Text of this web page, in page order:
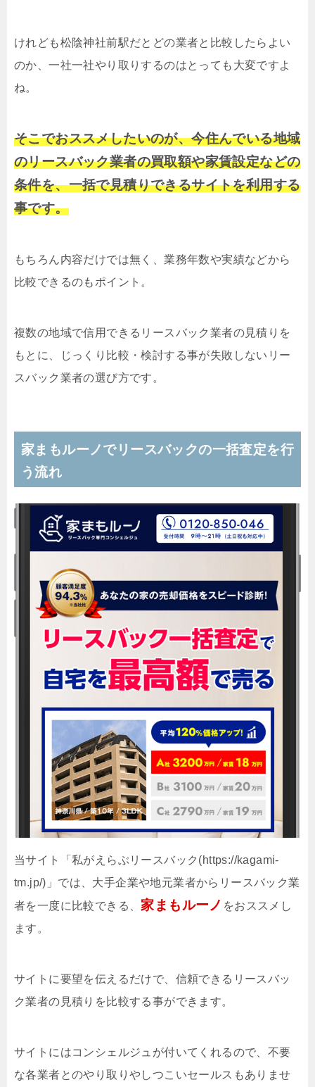
けれども松陰神社前駅だとどの業者と比較したらよい
のか、一社一社やり取りするのはとっても大変ですよ
ね。
そこでおススメしたいのが、今住んでいる地域
のリースバック業者の買取額や家賃設定などの
条件を、一括で見積りできるサイトを利用する
事です。
もちろん内容だけでは無く、業務年数や実績などから
比較できるのもポイント。
複数の地域で信用できるリースバック業者の見積りを
もとに、じっくり比較・検討する事が失敗しないリー
スバック業者の選び方です。
家まもルーノでリースバックの一括査定を行
う流れ
当サイト「私がえらぶリースバック(https://kagami-
tm.jp/)」では、大手企業や地元業者からリースバック業
者を一度に比較できる、家まもルーノ をおススメし
ます。
サイトに要望を伝えるだけで、信頼できるリースバッ
ク業者の見積りを比較する事ができます。
サイトにはコンシェルジュが付いてくれるので、不要
な各業者とのやり取りやしつこいセールスもありませ